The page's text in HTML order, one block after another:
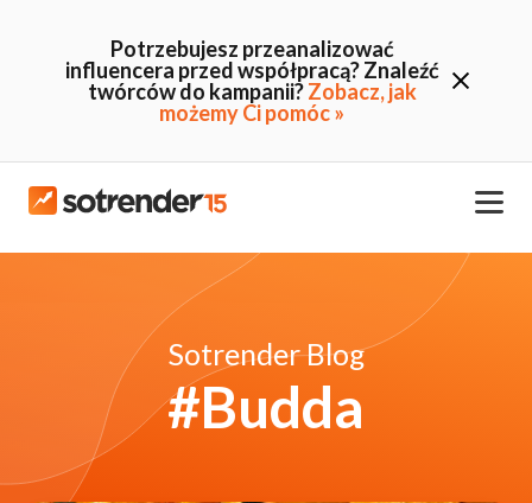
Potrzebujesz przeanalizować
influencera przed współpracą? Znaleźć
twórców do kampanii?Zobacz, jak
możemy Ci pomóc »
Sotrender Blog
#Budda